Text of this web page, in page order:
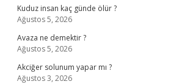
Kuduz insan kaç günde ölür ?
Ağustos 5, 2026
Avaza ne demektir ?
Ağustos 5, 2026
Akciğer solunum yapar mı ?
Ağustos 3, 2026